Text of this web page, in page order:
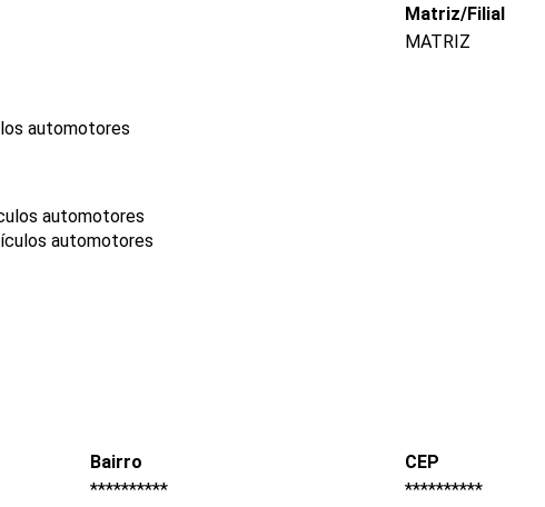
Matriz/Filial
MATRIZ
automotores
automotores
automotores
Bairro
**********
CEP
**********